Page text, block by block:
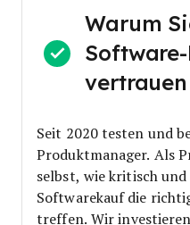
Warum
Seit 2020 testen und
Produktmanager. Als
selbst, wie kritisch
Softwarekauf die
treffen. Wir